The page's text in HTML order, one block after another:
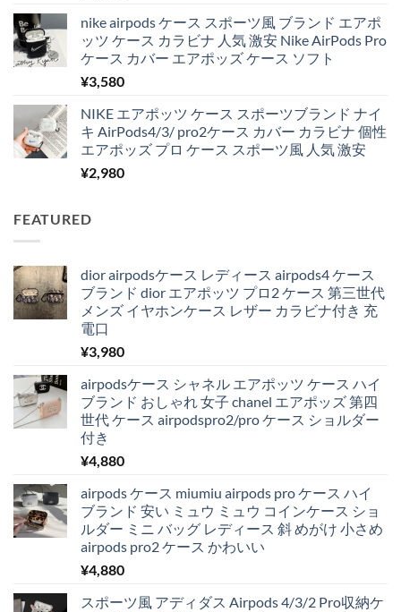
nike airpods ケース スポーツ風 ブランド エアポ
ッツ ケース カラビナ 人気 激安 Nike AirPods Pro
ケース カバー エアポッズ ケース ソフト
¥3,580
NIKE エアポッツ ケース スポーツブランド ナイ
キ AirPods4/3/ pro2ケース カバー カラビナ 個性
エアポッズ プロ ケース スポーツ風 人気 激安
¥2,980
FEATURED
dior airpodsケース レディース airpods4 ケース
ブランド dior エアポッツ プロ2 ケース 第三世代
メンズ イヤホンケース レザー カラビナ付き 充
電口
¥3,980
airpodsケース シャネル エアポッツ ケース ハイ
ブランド おしゃれ 女子 chanel エアポッズ 第四
世代 ケース airpodspro2/pro ケース ショルダー
付き
¥4,880
airpods ケース miumiu airpods pro ケース ハイ
ブランド 安い ミュウ ミュウ コインケース ショ
ルダー ミニ バッグ レディース 斜 めがけ 小さめ
airpods pro2 ケース かわいい
¥4,880
スポーツ風 アディダス Airpods 4/3/2 Pro収納ケ